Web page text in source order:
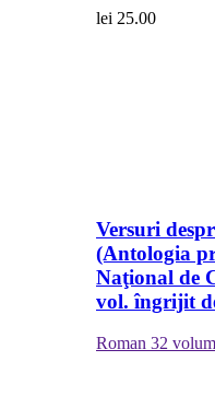
lei 25.00
Versuri
(Antologia
Naţional de
vol. îngrijit
Roman 32